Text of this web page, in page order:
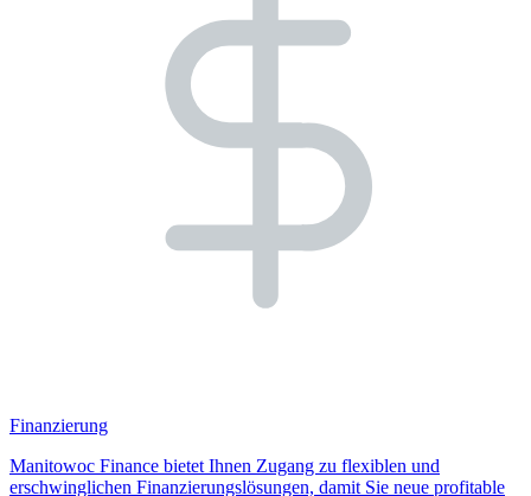
Finanzierung
Manitowoc Finance bietet Ihnen Zugang zu flexiblen und
erschwinglichen Finanzierungslösungen, damit Sie neue profitable